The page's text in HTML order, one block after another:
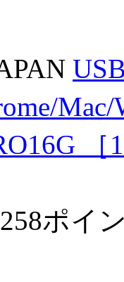
［
258ポイ